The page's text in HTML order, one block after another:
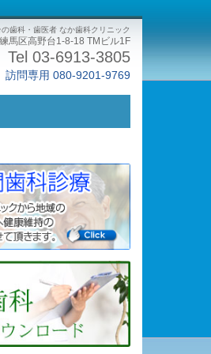
歯科・歯医者 なか歯科クリニック
馬区高野台1-8-18 TMビル1F
Tel 03-6913-3805
訪問専用 080-9201-9769